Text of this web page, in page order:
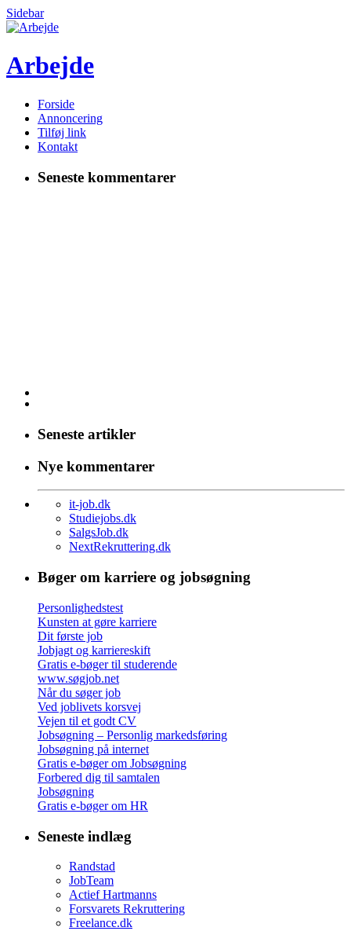
Sidebar
Arbejde
Forside
Annoncering
Tilføj link
Kontakt
Seneste kommentarer
Seneste artikler
Nye kommentarer
it-job.dk
Studiejobs.dk
SalgsJob.dk
NextRekruttering.dk
Bøger om karriere og jobsøgning
Personlighedstest
Kunsten at gøre karriere
Dit første job
Jobjagt og karriereskift
Gratis e-bøger til studerende
www.søgjob.net
Når du søger job
Ved joblivets korsvej
Vejen til et godt CV
Jobsøgning – Personlig markedsføring
Jobsøgning på internet
Gratis e-bøger om Jobsøgning
Forbered dig til samtalen
Jobsøgning
Gratis e-bøger om HR
Seneste indlæg
Randstad
JobTeam
Actief Hartmanns
Forsvarets Rekruttering
Freelance.dk